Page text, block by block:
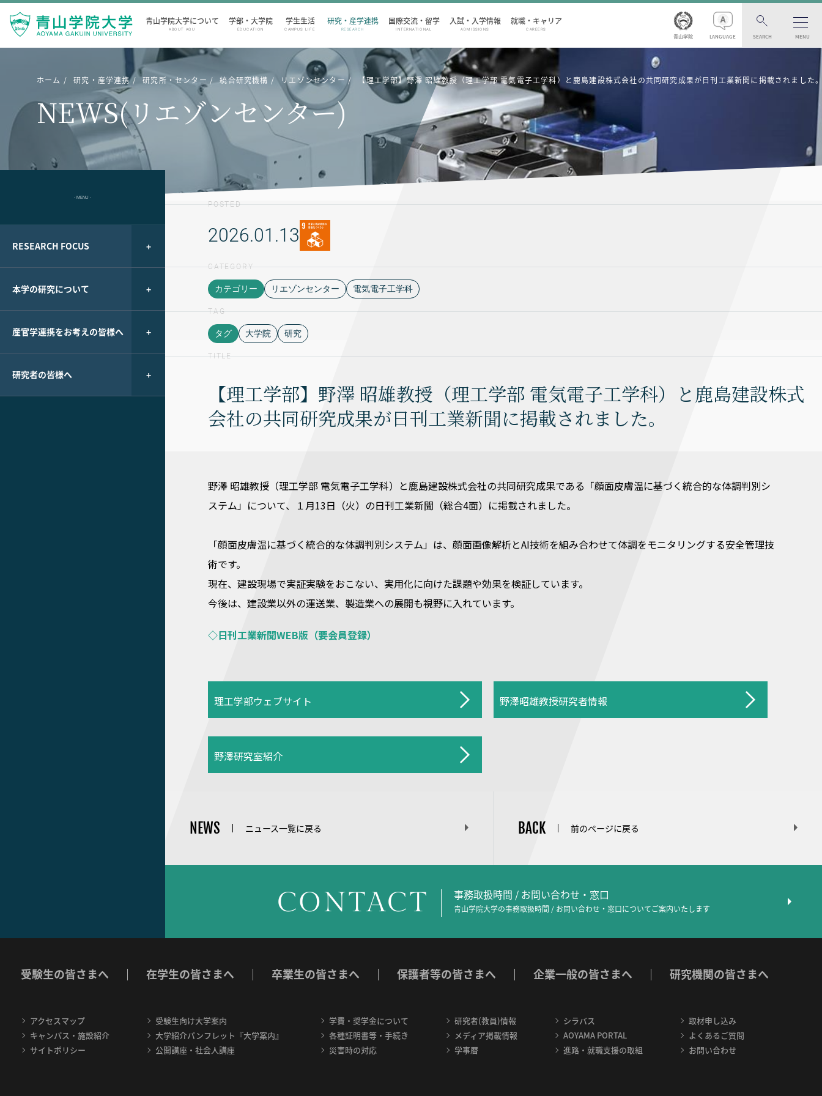
青山学院大学について
ABOUT AGU
学部・大学院
EDUCATION
学生生活
CAMPUS LIFE
研究・産学連携
RESEARCH
国際交流・留学
INTERNATIONAL
入試・入学情報
ADMISSIONS
就職・キャリア
CAREERS
青山学院 LANGUAGE SEARCH MENU
ホーム 研究・産学連携 研究所・センター 統合研究機構 リエゾンセンター 【理工学部】野澤 昭雄教授（理工学部 電気電子工学科）と鹿島建設株式会社の共同研究成果が日刊工業新聞に掲載されました
NEWS(リエゾンセンター)
- MENU -
RESEARCH FOCUS
本学の研究について
産官学連携をお考えの皆様へ
研究者の皆様へ
POSTED
2026.01.13
CATEGORY
カテゴリー リエゾンセンター 電気電子工学科
TAG
タグ 大学院 研究
TITLE
【理工学部】野澤 昭雄教授（理工学部 電気電子工学科）と鹿島建設株式
会社の共同研究成果が日刊工業新聞に掲載されました。
野澤 昭雄教授（理工学部 電気電子工学科）と鹿島建設株式会社の共同研究成果である「顔面皮膚温に基づく統合的な体調判別シ
ステム」について、１月13日（火）の日刊工業新聞（総合4面）に掲載されました。
「顔面皮膚温に基づく統合的な体調判別システム」は、顔面画像解析とAI技術を組み合わせて体調をモニタリングする安全管理技
術です。
現在、建設現場で実証実験をおこない、実用化に向けた課題や効果を検証しています。
今後は、建設業以外の運送業、製造業への展開も視野に入れています。
◇日刊工業新聞WEB版（要会員登録）
理工学部ウェブサイト 野澤昭雄教授研究者情報
野澤研究室紹介
NEWS ニュース一覧に戻る BACK 前のページに戻る
CONTACT 事務取扱時間 / お問い合わせ・窓口
青山学院大学の事務取扱時間 / お問い合わせ・窓口についてご案内いたします
受験生の皆さまへ 在学生の皆さまへ 卒業生の皆さまへ 保護者等の皆さまへ 企業一般の皆さまへ 研究機関の皆さまへ
アクセスマップ
キャンパス・施設紹介
サイトポリシー
受験生向け大学案内
大学紹介パンフレット『大学案内』
公開講座・社会人講座
学費・奨学金について
各種証明書等・手続き
災害時の対応
研究者(教員)情報
メディア掲載情報
学事暦
シラバス
AOYAMA PORTAL
進路・就職支援の取組
取材申し込み
よくあるご質問
お問い合わせ